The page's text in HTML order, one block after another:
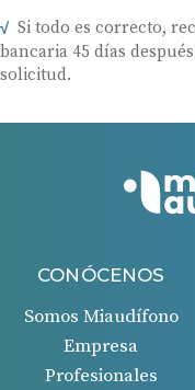
Si todo es correcto,
bancaria 45 días
solicitud.
CONÓCENOS
Somos Miaudífono
Empresa
Profesionales